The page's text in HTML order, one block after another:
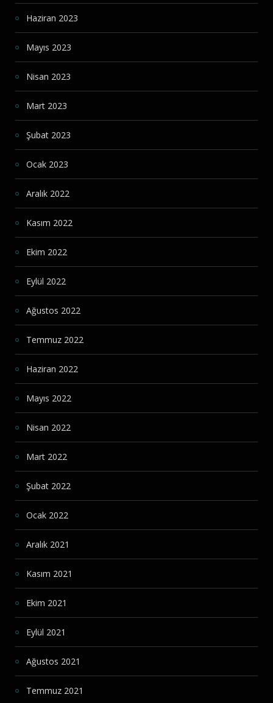
Haziran 2023
Mayıs 2023
Nisan 2023
Mart 2023
Şubat 2023
Ocak 2023
Aralık 2022
Kasım 2022
Ekim 2022
Eylül 2022
Ağustos 2022
Temmuz 2022
Haziran 2022
Mayıs 2022
Nisan 2022
Mart 2022
Şubat 2022
Ocak 2022
Aralık 2021
Kasım 2021
Ekim 2021
Eylül 2021
Ağustos 2021
Temmuz 2021